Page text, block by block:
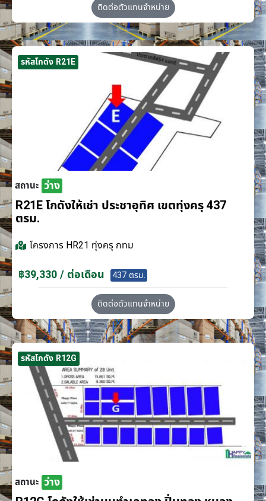
ติดต่อตัวแทนจำหน่าย
รหัสโกดัง R21E
สถานะ ว่าง
R21E โกดังให้เช่า ประชาอุทิศ เขตทุ่งครุ 437
ตรม.
โครงการ HR21 ทุ่งครุ กทม
฿39,330 / ต่อเดือน 437 ตรม.
ติดต่อตัวแทนจำหน่าย
รหัสโกดัง R12G
สถานะ ว่าง